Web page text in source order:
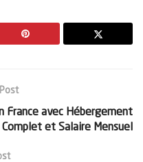
France avec Hébergement
Complet et Salaire Mensuel